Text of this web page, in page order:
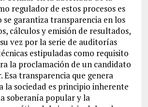
regulador de estos procesos es
se garantiza transparencia en los
cálculos y emisión de resultados,
vez por la serie de auditorías
estipuladas como requisito
la proclamación de un candidato
Esa transparencia que genera
la sociedad es principio inherente
soberanía popular y la